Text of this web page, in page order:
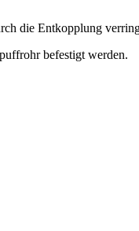
die Entkopplung
befestigt werden.